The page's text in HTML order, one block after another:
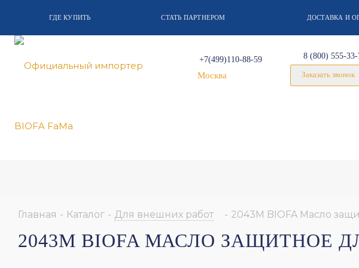
ГДЕ КУПИТЬ СТАТЬ ПАРТНЕРОМ ДОСТАВКА И
+7(499)110-88-59
Москва
8 (800) 555-33-
Заказать звонок
Главная - Каталог - Для внешних работ - 2043M BIOFA Масло
2043M BIOFA МАСЛО